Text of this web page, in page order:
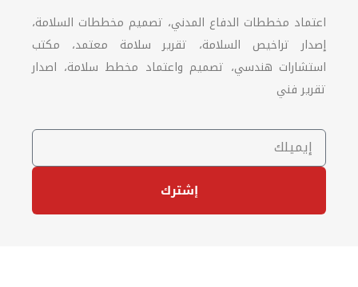
اعتماد مخططات الدفاع المدني، تصميم مخططات السلامة،
إصدار تراخيص السلامة، تقرير سلامة معتمد، مكتب
استشارات هندسي، تصميم واعتماد مخطط سلامة، اصدار
تقرير فني
إشترك